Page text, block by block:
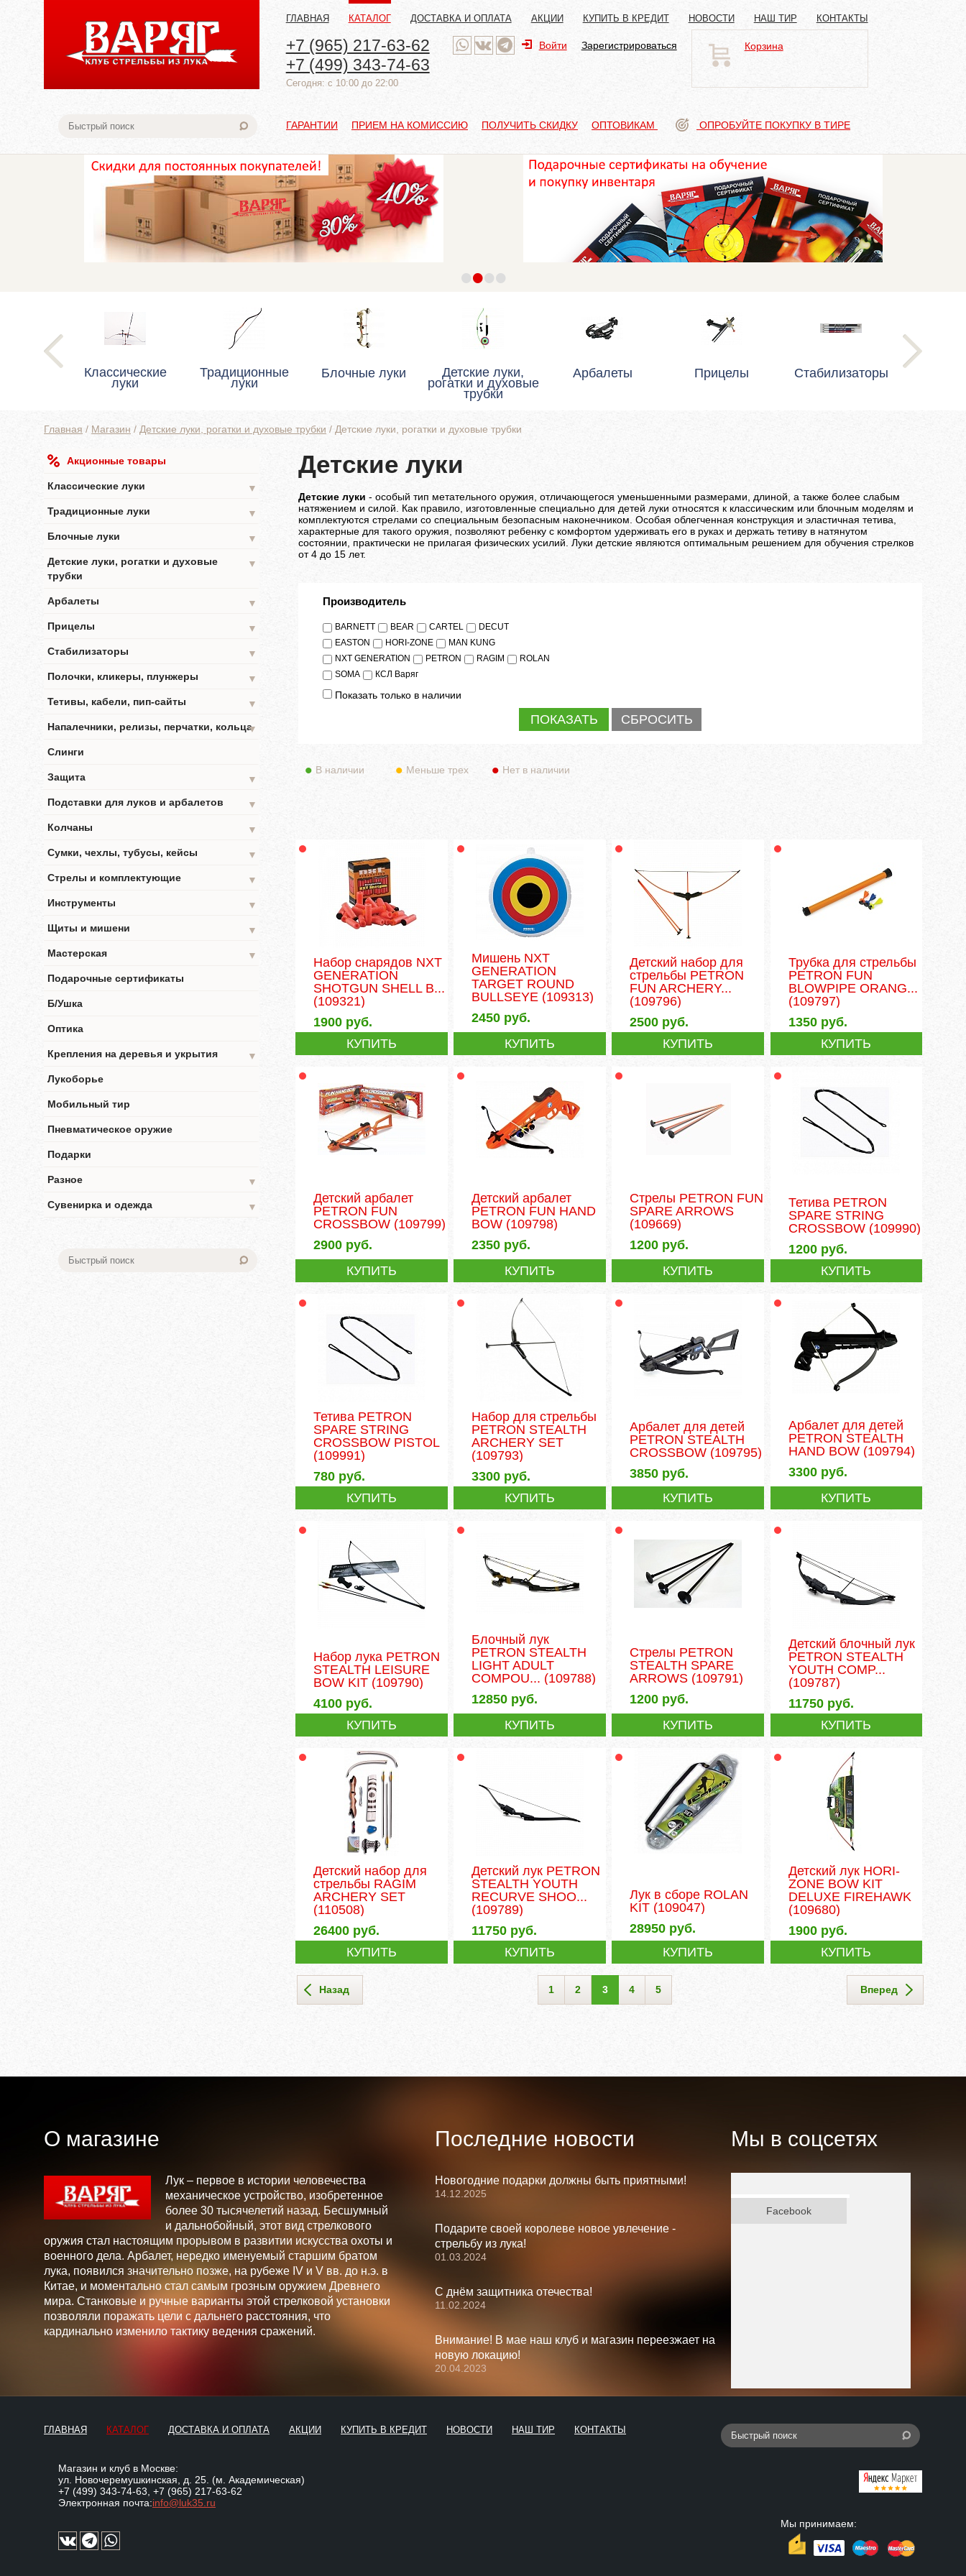
ГЛАВНАЯ КАТАЛОГ ДОСТАВКА И ОПЛАТА АКЦИИ КУПИТЬ В КРЕДИТ НОВОСТИ НАШ ТИР КОНТАКТЫ
+7 (965) 217-63-62
+7 (499) 343-74-63
Cегодня: с 10:00 до 22:00
Войти Зарегистрироваться Корзина
ГАРАНТИИ ПРИЕМ НА КОМИССИЮ ПОЛУЧИТЬ СКИДКУ ОПТОВИКАМ ОПРОБУЙТЕ ПОКУПКУ В ТИРЕ
••••
Классические
луки
Традиционные
луки
Блочные луки Детские луки,
рогатки и духовые
трубки
Арбалеты Прицелы Стабилизаторы
Главная / Магазин / Детские луки, рогатки и духовые трубки / Детские луки, рогатки и духовые трубки
Акционные товары
Классические луки
▼
Традиционные луки
▼
Блочные луки
▼
Детские луки, рогатки и духовые
трубки
▼
Арбалеты
▼
Прицелы
▼
Стабилизаторы
▼
Полочки, кликеры, плунжеры
▼
Тетивы, кабели, пип-сайты
▼
Напалечники, релизы, перчатки, кольца▼
Слинги
Защита
▼
Подставки для луков и арбалетов
▼
Колчаны
▼
Сумки, чехлы, тубусы, кейсы
▼
Стрелы и комплектующие
▼
Инструменты
▼
Щиты и мишени
▼
Мастерская
▼
Подарочные сертификаты
Б/Ушка
Оптика
Крепления на деревья и укрытия
▼
Лукоборье
Мобильный тир
Пневматическое оружие
Подарки
Разное
▼
Сувенирка и одежда
▼
Детские луки
Детские луки - особый тип метательного оружия, отличающегося уменьшенными размерами, длиной, а также более слабым
натяжением и силой. Как правило, изготовленные специально для детей луки относятся к классическим или блочным моделям и
комплектуются стрелами со специальным безопасным наконечником. Особая облегченная конструкция и эластичная тетива,
характерные для такого оружия, позволяют ребенку с комфортом удерживать его в руках и держать тетиву в натянутом
состоянии, практически не прилагая физических усилий. Луки детские являются оптимальным решением для обучения стрелков
от 4 до 15 лет.
Производитель
BARNETT BEAR CARTEL
DECUT
EASTON
HORI-ZONE
MAN KUNG
NXT GENERATION
PETRON RAGIM
ROLAN
SOMA
КСЛ Варяг
Показать только в наличии
В наличии Меньше трех Нет в наличии
Набор снарядов NXT
GENERATION
SHOTGUN SHELL B...
(109321)
1900 руб.
КУПИТЬ
Мишень NXT
GENERATION
TARGET ROUND
BULLSEYE (109313)
2450 руб.
КУПИТЬ
Детский набор для
стрельбы PETRON
FUN ARCHERY...
(109796)
2500 руб.
КУПИТЬ
Трубка для стрельбы
PETRON FUN
BLOWPIPE ORANG...
(109797)
1350руб.
КУПИТЬ
Детский арбалет
PETRON FUN
CROSSBOW (109799)
2900 руб.
КУПИТЬ
Детский арбалет
PETRON FUN HAND
BOW (109798)
2350 руб.
КУПИТЬ
Стрелы PETRON FUN
SPARE ARROWS
(109669)
1200 руб.
КУПИТЬ
Тетива PETRON
SPARE STRING
CROSSBOW(109990)
1200руб.
КУПИТЬ
Тетива PETRON
SPARE STRING
CROSSBOW PISTOL
(109991)
780 руб.
КУПИТЬ
Набор для стрельбы
PETRON STEALTH
ARCHERY SET
(109793)
3300 руб.
КУПИТЬ
Арбалет для детей
PETRON STEALTH
CROSSBOW (109795)
3850 руб.
КУПИТЬ
Арбалет для детей
PETRON STEALTH
HAND BOW(109794)
3300руб.
КУПИТЬ
Набор лука PETRON
STEALTH LEISURE
BOW KIT (109790)
4100 руб.
КУПИТЬ
Блочный лук
PETRON STEALTH
LIGHT ADULT
COMPOU... (109788)
12850 руб.
КУПИТЬ
Стрелы PETRON
STEALTH SPARE
ARROWS (109791)
1200 руб.
КУПИТЬ
Детский блочный лук
PETRON STEALTH
YOUTH COMP...
(109787)
11750руб.
КУПИТЬ
Детский набор для
стрельбы RAGIM
ARCHERY SET
(110508)
26400 руб.
КУПИТЬ
Детский лук PETRON
STEALTH YOUTH
RECURVE SHOO...
(109789)
11750 руб.
КУПИТЬ
Лук в сборе ROLAN
KIT (109047)
28950 руб.
КУПИТЬ
Детский лук HORI-
ZONE BOW KIT
DELUXE FIREHAWK
(109680)
1900руб.
КУПИТЬ
Назад 1 2 3 4 5 Вперед
О магазине
Лук – первое в истории человечества
механическое устройство, изобретенное
более 30 тысячелетий назад. Бесшумный
и дальнобойный, этот вид стрелкового
оружия стал настоящим прорывом в развитии искусства охоты и
военного дела. Арбалет, нередко именуемый старшим братом
лука, появился значительно позже, на рубеже IV и V вв. до н.э. в
Китае, и моментально стал самым грозным оружием Древнего
мира. Станковые и ручные варианты этой стрелковой установки
позволяли поражать цели с дальнего расстояния, что
кардинально изменило тактику ведения сражений.
Последние новости
Новогодние подарки должны быть приятными!
14.12.2025
Подарите своей королеве новое увлечение -
стрельбу из лука!
01.03.2024
С днём защитника отечества!
11.02.2024
Внимание! В мае наш клуб и магазин переезжает на
новую локацию!
20.04.2023
Мы в соцсетях
Facebook
ГЛАВНАЯ КАТАЛОГ ДОСТАВКА И ОПЛАТА АКЦИИ КУПИТЬ В КРЕДИТ НОВОСТИ НАШ ТИР КОНТАКТЫ
Мы принимаем:
Магазин и клуб в Москве:
ул. Новочеремушкинская, д. 25. (м. Академическая)
+7 (499) 343-74-63 +7 (965) 217-63-62
Электронная почта:info@luk35.ru